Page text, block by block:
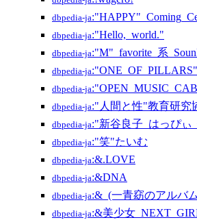
dbpedia-ja
dbpedia-ja:"Hello,_world."
dbpedia-ja:"M"_favorite_系
dbpedia-ja
dbpedia-ja
dbpedia-ja:"人間と性"教育研究
dbpedia-ja:"新谷良子_はっぴぃ
dbpedia-ja:"笑"たいむ
dbpedia-ja:&.LOVE
dbpedia-ja:&DNA
dbpedia-ja:&_(一青窈のアルバ
dbpedia-ja:&美少女